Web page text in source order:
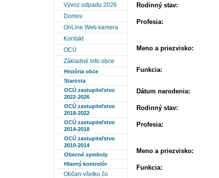
Vývoz odpadu 2026
Domov
OnLine Web kamera
Kontakt
OCÚ
Základné info obce
História obce
Starosta
OCÚ zastupiteľstvo
2022-2026
OCÚ zastupiteľstvo
2018-2022
OCÚ zastupiteľstvo
2014-2018
OCÚ zastupiteľstvo
2010-2014
Obecné symboly
Hlavný kontrolór
Občan-všetko čo
Rodinný stav:
Profesia:
Meno a priezvisko:
Funkcia:
Dátum narodenia:
Rodinný stav:
Profesia:
Meno a priezvisko:
Funkcia: